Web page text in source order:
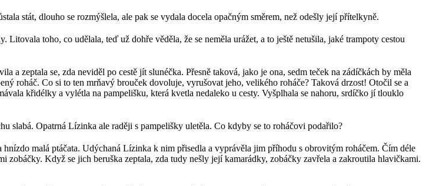
stát, dlouho se rozmýšlela, ale pak se vydala docela opačným směrem, než odešly její přítelkyně.
toho, co udělala, teď už dohře věděla, že se neměla urážet, a to ještě netušila, jaké trampoty cestou
a zeptala se, zda neviděl po cestě jít slunéčka. Přesně taková, jako je ona, sedm teček na zádíčkách by měla
Co si to ten mrňavý brouček dovoluje, vyrušovat jeho, velikého roháče? Taková drzost! Otočil se a
křidélky a vylétla na pampelišku, která kvetla nedaleko u cesty. Vyšplhala se nahoru, srdíčko jí tlouklo
slabá. Opatrná Lízinka ale raději s pampelišky uletěla. Co kdyby se to roháčovi podařilo?
malá ptáčata. Udýchaná Lízinka k nim přisedla a vyprávěla jim příhodu s obrovitým roháčem. Čím déle
Když se jich beruška zeptala, zda tudy nešly její kamarádky, zobáčky zavřela a zakroutila hlavičkami.